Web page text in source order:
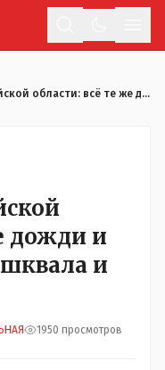
Погода в Костанайской области: всё те же дожди и грозы с добавкой шквала и града
дожди и
и
1950 просмотров